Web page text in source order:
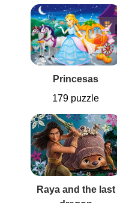
Princesas
179 puzzle
Raya and the last